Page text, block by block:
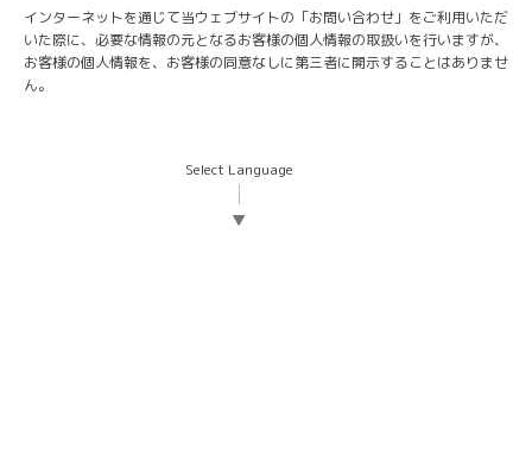
インターネットを通じて当ウェブサイトの「お問い合わせ」をご利用いただ
いた際に、必要な情報の元となるお客様の個人情報の取扱いを行いますが、
お客様の個人情報を、お客様の同意なしに第三者に開示することはありませ
ん。
Select Language
▼